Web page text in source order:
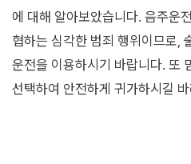
에 대해 알아보았습니다. 음주운
협하는 심각한 범죄 행위이므로,
운전을 이용하시기 바랍니다. 또
선택하여 안전하게 귀가하시길